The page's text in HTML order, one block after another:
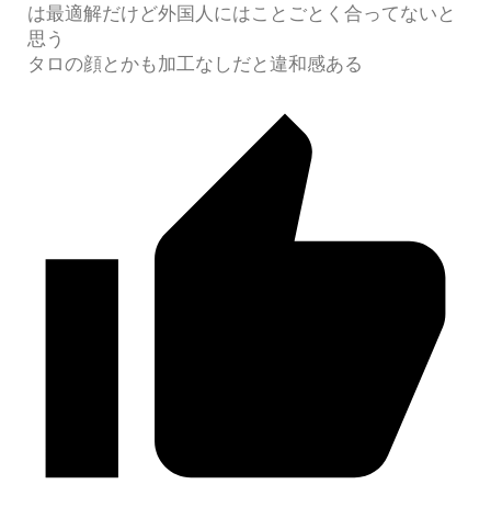
は最適解だけど外国人にはことごとく合ってないと
思う
タロの顔とかも加工なしだと違和感ある